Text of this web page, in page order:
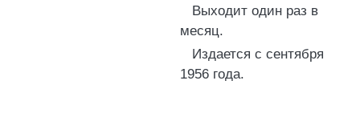
Выходит один раз в
месяц.
Издается с сентября
1956 года.